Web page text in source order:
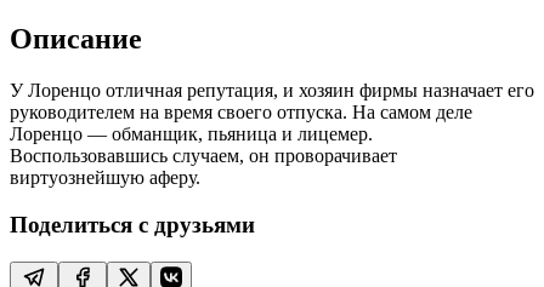
Описание
У Лоренцо отличная репутация, и хозяин фирмы назначает его
руководителем на время своего отпуска. На самом деле
Лоренцо — обманщик, пьяница и лицемер.
Воспользовавшись случаем, он проворачивает
виртуознейшую аферу.
Поделиться с друзьями